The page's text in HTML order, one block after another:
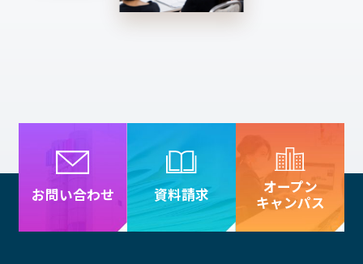
お問い合わせ 資料請求
オープン
キャンパス